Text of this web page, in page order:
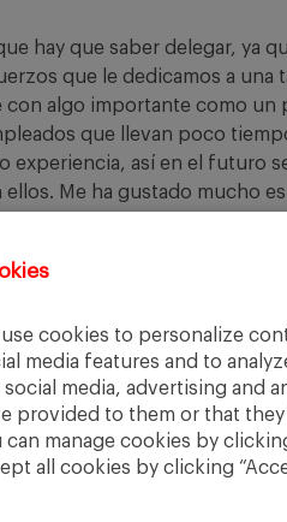
use cookies to personalize
media features and to
social media, advertising and
provided to them or that
can manage cookies by
all cookies by clicking
hay que saber delegar, ya
que le dedicamos a una
algo importante como un
que llevan poco
experiencia, así en el futuro
ellos. Me ha gustado mucho